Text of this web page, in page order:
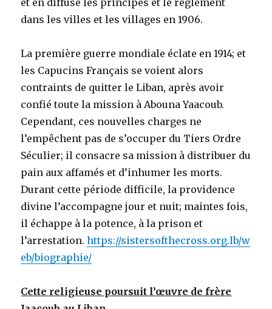
et en diffuse les principes et le règlement
dans les villes et les villages en 1906.
La première guerre mondiale éclate en 1914; et
les Capucins Français se voient alors
contraints de quitter le Liban, après avoir
confié toute la mission à Abouna Yaacoub.
Cependant, ces nouvelles charges ne
l’empêchent pas de s’occuper du Tiers Ordre
Séculier; il consacre sa mission à distribuer du
pain aux affamés et d’inhumer les morts.
Durant cette période difficile, la providence
divine l’accompagne jour et nuit; maintes fois,
il échappe à la potence, à la prison et
l’arrestation.https://sistersofthecross.org.lb/w
eb/biographie/
Cette religieuse poursuit l’œuvre de frère